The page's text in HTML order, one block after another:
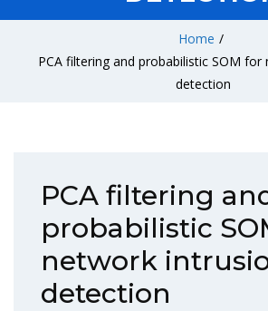
Home /
PCA filtering and probabilistic SOM
detection
PCA filtering
probabilistic
network
detection